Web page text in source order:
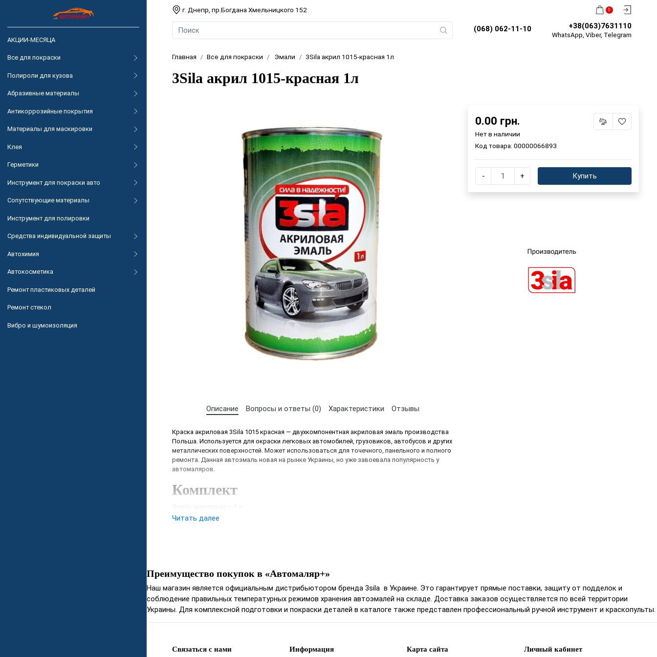
АКЦИИ-МЕСЯЦА
Все для покраски
Полироли для кузова
Абразивные материалы
Антикоррозийные покрытия
Материалы для маскировки
Клея
Герметики
Инструмент для покраски авто
Сопутствующие материалы
Инструмент для полировки
Средства индивидуальной защиты
Автохимия
Автокосметика
Ремонт пластиковых деталей
Ремонт стекол
Вибро и шумоизоляция
г. Днепр, пр.Богдана Хмельницкого 152
(068) 062-11-10
0
+38(063)7631110
WhatsApp, Viber, Telegram
Главная Все для покраски Эмали 3Sila акрил 1015-красная 1л
3Sila акрил 1015-красная 1л
Выберите язык магазина
Описание
Вопросы и ответы (0) Характеристики Отзывы
Краска акриловая 3Sila 1015 красная ― двухкомпонентная акриловая эмаль производства
Польша. Используется для окраски легковых автомобилей, грузовиков, автобусов и других
металлических поверхностей. Может использоваться для точечного, панельного и полного
ремонта. Данная автоэмаль новая на рынке Украины, но уже завоевала популярность у
автомаляров.
Комплект
Свойства
сохранение цвета на протяжении длительного периода;
высокая эластичность;
долговечность покрытия и устойчивость к сколам и царапинам.
Читать далее
0.00 грн.
Нет в наличии
Код товара: 00000066893
- + Купить
Преимущество покупок в «Автомаляр+»
Наш магазин является официальным дистрибьютором бренда 3sila в Украине. Это гарантирует прямые поставки, защиту от подделок и
соблюдение правильных температурных режимов хранения автоэмалей на складе. Доставка заказов осуществляется по всей территории
Украины. Для комплексной подготовки и покраски деталей в каталоге также представлен профессиональный ручной инструмент и краскопульты.
Связаться с нами Информация Карта сайта Личный кабинет